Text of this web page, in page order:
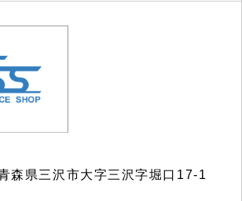
県三沢市大字三沢字堀口17-1